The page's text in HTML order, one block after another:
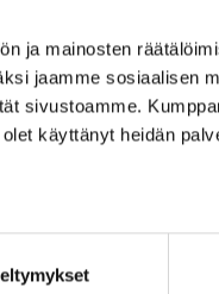
ja mainosten
jaamme sosiaalisen
sivustoamme.
käyttänyt heidän